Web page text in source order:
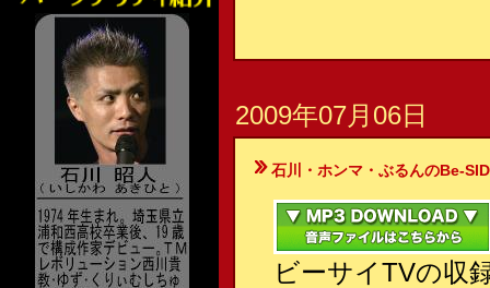
2009年07月06日
石川・ホンマ・ぶるんのBe-
ビーサイTVの収